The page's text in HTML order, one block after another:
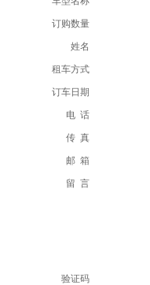
订购数量
姓名
租车方式
订车日期
电 话
传 真
邮 箱
留 言
验证码